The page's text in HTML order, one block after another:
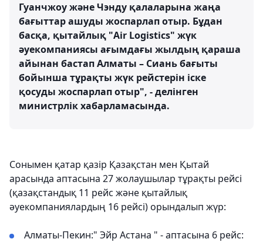
Гуанчжоу және Чэнду қалаларына жаңа
бағыттар ашуды жоспарлап отыр. Бұдан
басқа, қытайлық "Air Logistics" жүк
әуекомпаниясы ағымдағы жылдың қараша
айынан бастап Алматы – Сиань бағыты
бойынша тұрақты жүк рейстерін іске
қосуды жоспарлап отыр", - делінген
министрлік хабарламасында.
Сонымен қатар қазір Қазақстан мен Қытай
арасында аптасына 27 жолаушылар тұрақты рейсі
(қазақстандық 11 рейс және қытайлық
әуекомпаниялардың 16 рейсі) орындалып жүр:
Алматы-Пекин:" Эйр Астана " - аптасына 6 рейс: